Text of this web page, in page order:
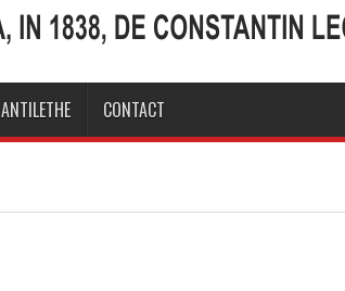
ANTILETHE CONTACT